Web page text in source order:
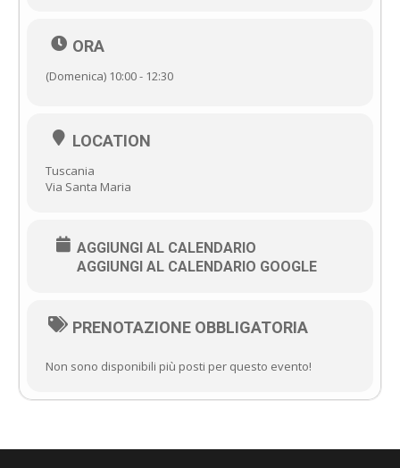
ORA
(Domenica) 10:00 - 12:30
LOCATION
Tuscania
Via Santa Maria
AGGIUNGI AL CALENDARIO
AGGIUNGI AL CALENDARIO GOOGLE
PRENOTAZIONE OBBLIGATORIA
Non sono disponibili più posti per questo evento!